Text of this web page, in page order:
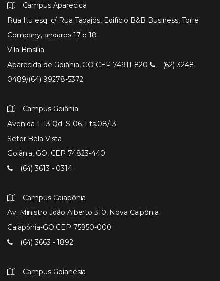
Campus Aparecida
Rua Itu esq. c/ Rua Tapajós, Edifício B&B Business, Torre
Company, andares 17 e 18
Vila Brasília
Aparecida de Goiânia, GO CEP 74911-820
(62) 3248-
0489/(64) 99278-5372
Campus Goiânia
Avenida T-13 Qd. S-06, Lts.08/13.
Setor Bela Vista
Goiânia, GO, CEP 74823-440
(64) 3613 - 0314
Campus Caiapônia
Av. Ministro João Alberto 310, Nova Caipônia
Caiapônia-GO CEP 75850-000
(64) 3663 - 1892
Campus Goianésia